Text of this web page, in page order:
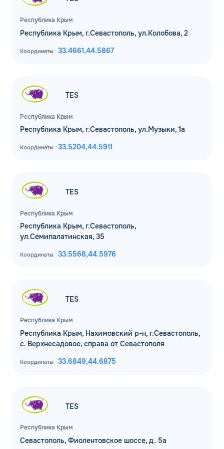
Республика Крым
Республика Крым, г.Севастополь, ул.Колобова, 2
Координаты 33.4661,44.5867
Республика Крым
TES
Республика Крым, г.Севастополь, ул.Музыки, 1а
Координаты 33.5204,44.5911
Республика Крым
TES
Республика Крым, г.Севастополь,
ул.Семипалатинская, 35
Координаты 33.5568,44.5976
Республика Крым
TES
Республика Крым, Нахимовский р-н, г.Севастополь,
с. Верхнесадовое, справа от Севастополя
Координаты 33.6849,44.6875
Республика Крым
TES
Севастополь, Фиолентовское шоссе, д. 5а
Комментарий
ОФОРМИТЬ ЗАЯВКУ
обработкой персональных данных